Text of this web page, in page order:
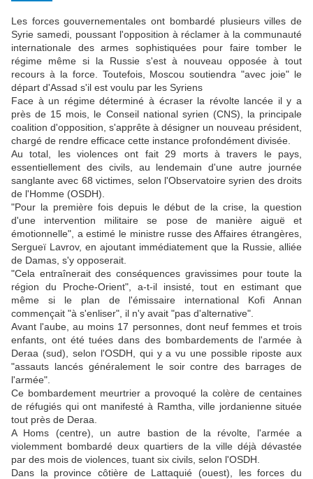
Les forces gouvernementales ont bombardé plusieurs villes de
Syrie samedi, poussant l'opposition à réclamer à la communauté
internationale des armes sophistiquées pour faire tomber le
régime même si la Russie s'est à nouveau opposée à tout
recours à la force. Toutefois, Moscou soutiendra "avec joie" le
départ d'Assad s'il est voulu par les Syriens
Face à un régime déterminé à écraser la révolte lancée il y a
près de 15 mois, le Conseil national syrien (CNS), la principale
coalition d'opposition, s'apprête à désigner un nouveau président,
chargé de rendre efficace cette instance profondément divisée.
Au total, les violences ont fait 29 morts à travers le pays,
essentiellement des civils, au lendemain d'une autre journée
sanglante avec 68 victimes, selon l'Observatoire syrien des droits
de l'Homme (OSDH).
"Pour la première fois depuis le début de la crise, la question
d'une intervention militaire se pose de manière aiguë et
émotionnelle", a estimé le ministre russe des Affaires étrangères,
Sergueï Lavrov, en ajoutant immédiatement que la Russie, alliée
de Damas, s'y opposerait.
"Cela entraînerait des conséquences gravissimes pour toute la
région du Proche-Orient", a-t-il insisté, tout en estimant que
même si le plan de l'émissaire international Kofi Annan
commençait "à s'enliser", il n'y avait "pas d'alternative".
Avant l'aube, au moins 17 personnes, dont neuf femmes et trois
enfants, ont été tuées dans des bombardements de l'armée à
Deraa (sud), selon l'OSDH, qui y a vu une possible riposte aux
"assauts lancés généralement le soir contre des barrages de
l'armée".
Ce bombardement meurtrier a provoqué la colère de centaines
de réfugiés qui ont manifesté à Ramtha, ville jordanienne située
tout près de Deraa.
A Homs (centre), un autre bastion de la révolte, l'armée a
violemment bombardé deux quartiers de la ville déjà dévastée
par des mois de violences, tuant six civils, selon l'OSDH.
Dans la province côtière de Lattaquié (ouest), les forces du